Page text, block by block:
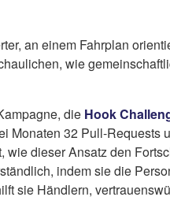
an einem Fahrplan
wie
die Hook
Monaten 32 Pull-Requests
dieser Ansatz den
indem sie die
sie Händlern,